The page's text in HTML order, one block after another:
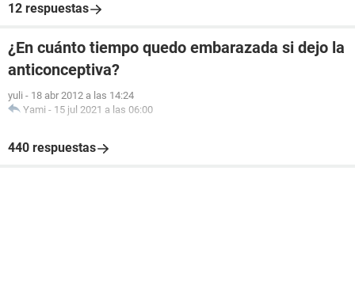
12 respuestas
¿En cuánto tiempo quedo embarazada si dejo la
anticonceptiva?
yuli - 18 abr 2012 a las 14:24
Yami - 15 jul 2021 a las 06:00
440 respuestas